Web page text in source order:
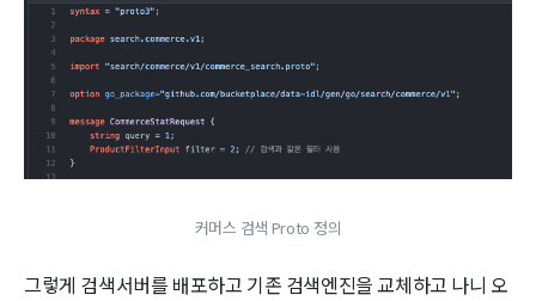
커머스 검색 Proto 정의
그렇게 검색서버를 배포하고 기존 검색엔진을 교체하고 나니 오